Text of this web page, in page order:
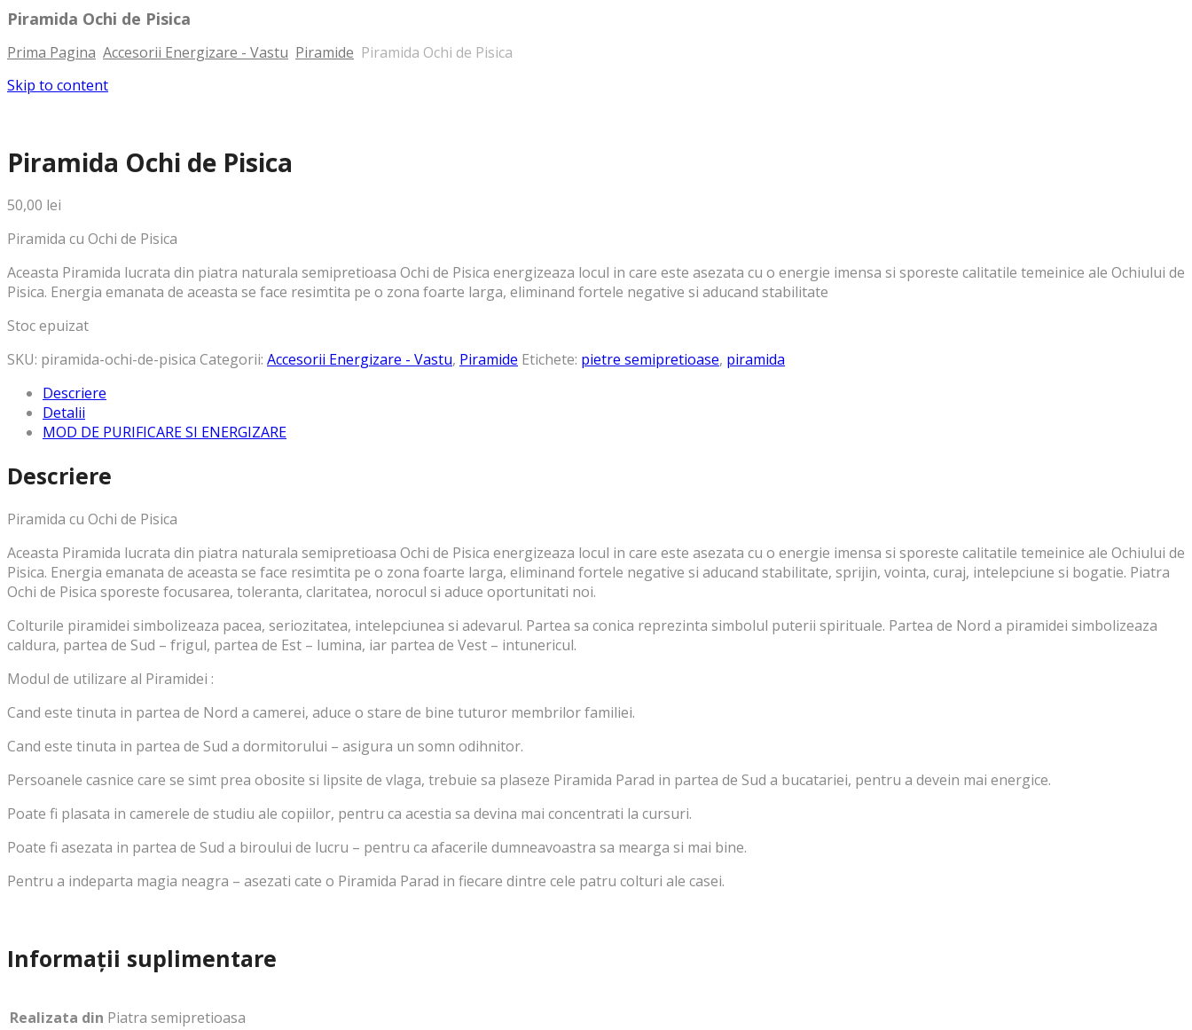
Piramida Ochi de Pisica
Prima Pagina Accesorii Energizare - Vastu Piramide Piramida Ochi de Pisica
Skip to content
Piramida Ochi de Pisica
50,00 lei
Piramida cu Ochi de Pisica
Aceasta Piramida lucrata din piatra naturala semipretioasa Ochi de Pisica energizeaza locul in care este asezata cu o energie imensa si sporeste calitatile temeinice ale Ochiului de
Pisica. Energia emanata de aceasta se face resimtita pe o zona foarte larga, eliminand fortele negative si aducand stabilitate
Stoc epuizat
SKU: piramida-ochi-de-pisica Categorii: Accesorii Energizare - Vastu, Piramide Etichete: pietre semipretioase, piramida
Descriere
Detalii
MOD DE PURIFICARE SI ENERGIZARE
Descriere
Piramida cu Ochi de Pisica
Aceasta Piramida lucrata din piatra naturala semipretioasa Ochi de Pisica energizeaza locul in care este asezata cu o energie imensa si sporeste calitatile temeinice ale Ochiului de
Pisica. Energia emanata de aceasta se face resimtita pe o zona foarte larga, eliminand fortele negative si aducand stabilitate, sprijin, vointa, curaj, intelepciune si bogatie. Piatra
Ochi de Pisica sporeste focusarea, toleranta, claritatea, norocul si aduce oportunitati noi.
Colturile piramidei simbolizeaza pacea, seriozitatea, intelepciunea si adevarul. Partea sa conica reprezinta simbolul puterii spirituale. Partea de Nord a piramidei simbolizeaza
caldura, partea de Sud – frigul, partea de Est – lumina, iar partea de Vest – intunericul.
Modul de utilizare al Piramidei :
Cand este tinuta in partea de Nord a camerei, aduce o stare de bine tuturor membrilor familiei.
Cand este tinuta in partea de Sud a dormitorului – asigura un somn odihnitor.
Persoanele casnice care se simt prea obosite si lipsite de vlaga, trebuie sa plaseze Piramida Parad in partea de Sud a bucatariei, pentru a devein mai energice.
Poate fi plasata in camerele de studiu ale copiilor, pentru ca acestia sa devina mai concentrati la cursuri.
Poate fi asezata in partea de Sud a biroului de lucru – pentru ca afacerile dumneavoastra sa mearga si mai bine.
Pentru a indeparta magia neagra – asezati cate o Piramida Parad in fiecare dintre cele patru colturi ale casei.
Informații suplimentare
Realizata din Piatra semipretioasa